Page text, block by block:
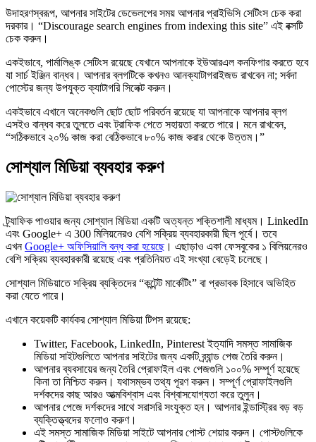
উদাহরণস্বরূপ, আপনার সাইটের ডেভেলপের সময় আপনার প্রাইভিসি সেটিংস চেক করা
দরকার। “Discourage search engines from indexing this site” এই বক্সটি
চেক করুন।
একইভাবে, পার্মালিঙ্ক সেটিংস রয়েছে যেখানে আপনাকে ইউআরএল কনফিগার করতে হবে
যা সার্চ ইঞ্জিন বান্ধব। আপনার ব্লগটিকে কখনও আনক্যাটাগরাইজড রাখবেন না; সর্বদা
পোস্টের জন্য উপযুক্ত ক্যাটাগরি সিলেক্ট করুন।
একইভাবে এখানে অনেকগুলি ছোট ছোট পরিবর্তন রয়েছে যা আপনাকে আপনার ব্লগ
এসইও বান্ধব করে তুলতে এবং ট্রাফিক পেতে সহায়তা করতে পারে। মনে রাখবেন,
“সঠিকভাবে ২০% কাজ করা বেঠিকভাবে ৮০% কাজ করার থেকে উত্তম।”
সোশ্যাল মিডিয়া ব্যবহার করুণ
ট্র্যাফিক পাওয়ার জন্য সোশ্যাল মিডিয়া একটি অত্যন্ত শক্তিশালী মাধ্যম। LinkedIn
এবং Google+ এ 300 মিলিয়নেরও বেশি সক্রিয় ব্যবহারকারী ছিল পূর্বে। তবে
এখনGoogle+ অফিসিয়ালি বন্ধ করা হয়েছে। এছাড়াও একা ফেসবুকের ১ বিলিয়নেরও
বেশি সক্রিয় ব্যবহারকারী রয়েছে এবং প্রতিনিয়ত এই সংখ্যা বেড়েই চলেছে।
সোশ্যাল মিডিয়াতে সক্রিয় ব্যক্তিদের “কন্টেন্ট মার্কেটিং” বা প্রভাবক হিসাবে অভিহিত
করা যেতে পারে।
এখানে কয়েকটি কার্যকর সোশ্যাল মিডিয়া টিপস রয়েছে:
Twitter, Facebook, LinkedIn, Pinterest ইত্যাদি সমস্ত সামাজিক
মিডিয়া সাইটগুলিতে আপনার সাইটের জন্য একটি ব্র্যান্ড পেজ তৈরি করুন।
আপনার ব্যবসায়ের জন্য তৈরি প্রোফাইল এবং পেজগুলি ১০০% সম্পূর্ণ হয়েছে
কিনা তা নিশ্চিত করুন। যথাসম্ভব তথ্য পূরণ করুন। সম্পূর্ণ প্রোফাইলগুলি
দর্শকদের কাছ আরও আত্মবিশ্বাস এবং বিশ্বাসযোগ্যতা করে তুলুন।
আপনার পেজে দর্শকদের সাথে সরাসরি সংযুক্ত হন। আপনার ইন্ডাস্ট্রির বড় বড়
ব্যক্তিত্ত্বদের ফলোও করুণ।
এই সমস্ত সামাজিক মিডিয়া সাইটে আপনার পোস্ট শেয়ার করুন। পোস্টগুলিকে